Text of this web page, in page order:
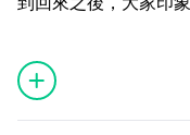
使來幫忙。你可能會
想這件事。高我和神
很多人出車禍、整個
佑，菩薩就是會知道
了。但 Alice 說，卡
太快還是跑太慢，它
來，向內看，再出發」
有時候卡關，是因為
裡；有時候是時機還
連情緒、關係、靈魂
損時可以連結祂，祂
行平安。
4.烏列爾｜智慧與光
種卡很久、突然「靈
這兩張幾乎是現代人
每件事做到完美、不
吞。
奧修想提醒我們的是:
• 蘇美文明（西元前
使」。祂不是人、也
座橋，連結人與更高的
• 亞述文明（西元前
典的「人身＋背後翅
一支精油，而是在一
🌿 先說，為什麼會有
這次是跟著國禎老師